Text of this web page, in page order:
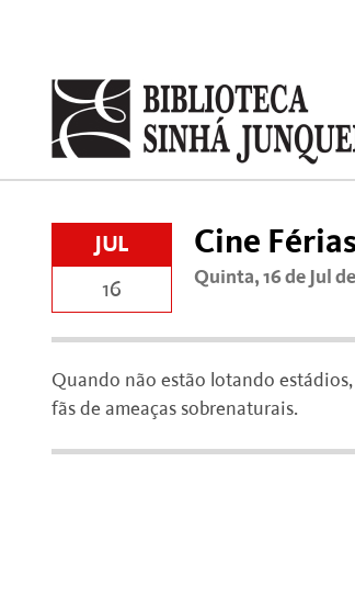
JUL
16
Cine
Quinta, 16 de Jul
Quando não estão lotando
fãs de ameaças sobrenaturais.